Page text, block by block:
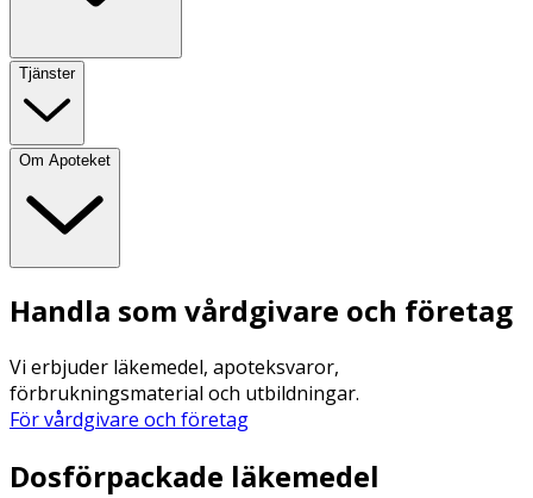
Tjänster
Om Apoteket
Handla som vårdgivare och företag
Vi erbjuder läkemedel, apoteksvaror,
förbrukningsmaterial och utbildningar.
För vårdgivare och företag
Dosförpackade läkemedel